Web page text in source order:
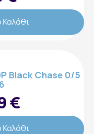
Black Chase 0/5
€